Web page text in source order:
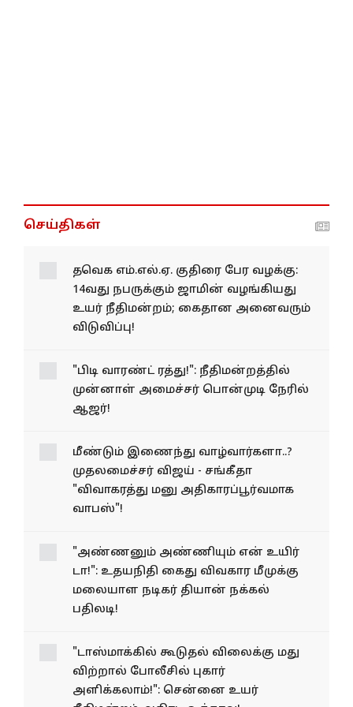
செய்திகள்
தவெக எம்.எல்.ஏ. குதிரை பேர வழக்கு:
14வது நபருக்கும் ஜாமின் வழங்கியது
உயர் நீதிமன்றம்; கைதான அனைவரும்
விடுவிப்பு!
"பிடி வாரண்ட் ரத்து!": நீதிமன்றத்தில்
முன்னாள் அமைச்சர் பொன்முடி நேரில்
ஆஜர்!
மீண்டும் இணைந்து வாழ்வார்களா..?
முதலமைச்சர் விஜய் - சங்கீதா
"விவாகரத்து மனு அதிகாரப்பூர்வமாக
வாபஸ்"!
"அண்ணனும் அண்ணியும் என் உயிர்
டா!": உதயநிதி கைது விவகார மீமுக்கு
மலையாள நடிகர் தியான் நக்கல்
பதிலடி!
"டாஸ்மாக்கில் கூடுதல் விலைக்கு மது
விற்றால் போலீசில் புகார்
அளிக்கலாம்!": சென்னை உயர்